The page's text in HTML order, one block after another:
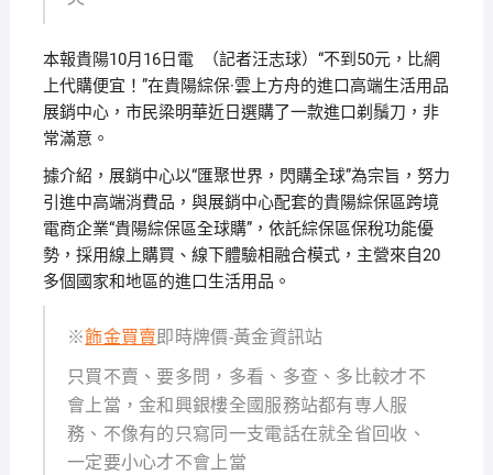
本報貴陽10月16日電 （記者汪志球）“不到50元，比網
上代購便宜！”在貴陽綜保·雲上方舟的進口高端生活用品
展銷中心，市民梁明華近日選購了一款進口剃鬚刀，非
常滿意。
據介紹，展銷中心以“匯聚世界，閃購全球”為宗旨，努力
引進中高端消費品，與展銷中心配套的貴陽綜保區跨境
電商企業“貴陽綜保區全球購”，依託綜保區保稅功能優
勢，採用線上購買、線下體驗相融合模式，主營來自20
多個國家和地區的進口生活用品。
※飾金買賣即時牌價-黃金資訊站
只買不賣、要多問，多看、多查、多比較才不
會上當，金和興銀樓全國服務站都有専人服
務、不像有的只寫同一支電話在就全省回收、
一定要小心才不會上當